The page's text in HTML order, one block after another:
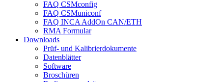
FAQ CSMconfig
FAQ CSMuniconf
FAQ INCA AddOn CAN/ETH
RMA Formular
Downloads
Prüf- und Kalibrierdokumente
Datenblätter
Software
Broschüren